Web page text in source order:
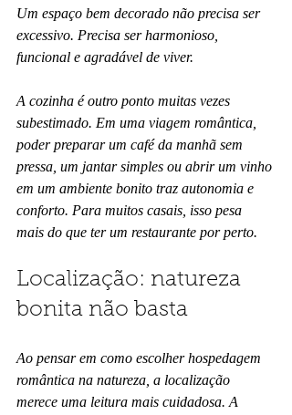
Um espaço bem decorado não precisa ser
excessivo. Precisa ser harmonioso,
funcional e agradável de viver.
A cozinha é outro ponto muitas vezes
subestimado. Em uma viagem romântica,
poder preparar um café da manhã sem
pressa, um jantar simples ou abrir um vinho
em um ambiente bonito traz autonomia e
conforto. Para muitos casais, isso pesa
mais do que ter um restaurante por perto.
Localização: natureza
bonita não basta
Ao pensar em como escolher hospedagem
romântica na natureza, a localização
merece uma leitura mais cuidadosa. A